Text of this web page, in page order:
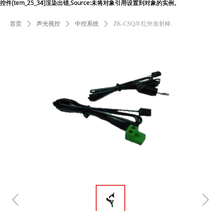
首页 ꄲ 声光视控 ꄲ 中控系统 ꄲ ZK-CSQ/8 红外发射棒.
ꁆ ꁇ
控件[tem_25_34]渲染出错,Source:未将对象引用设置到对象的实例。
控件[tem_25_34]渲染出错,Source:未将对象引用设置到对象的实例。